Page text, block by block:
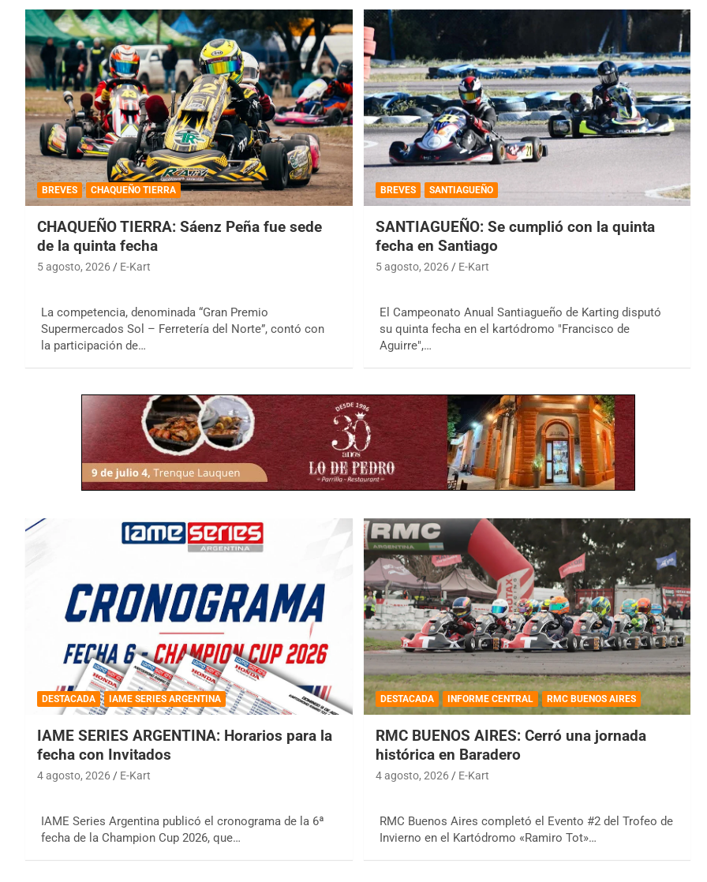
BREVES CHAQUEÑO TIERRA
CHAQUEÑO TIERRA: Sáenz Peña fue sede
de la quinta fecha
5 agosto, 2026 E-Kart
La competencia, denominada “Gran Premio
Supermercados Sol – Ferretería del Norte”, contó con
la participación de…
BREVES SANTIAGUEÑO
SANTIAGUEÑO: Se cumplió con la quinta
fecha en Santiago
5 agosto, 2026 E-Kart
El Campeonato Anual Santiagueño de Karting disputó
su quinta fecha en el kartódromo "Francisco de
Aguirre",…
DESTACADA IAME SERIES ARGENTINA
IAME SERIES ARGENTINA: Horarios para la
fecha con Invitados
4 agosto, 2026 E-Kart
IAME Series Argentina publicó el cronograma de la 6ª
fecha de la Champion Cup 2026, que…
DESTACADA INFORME CENTRAL RMC BUENOS AIRES
RMC BUENOS AIRES: Cerró una jornada
histórica en Baradero
4 agosto, 2026 E-Kart
RMC Buenos Aires completó el Evento #2 del Trofeo de
Invierno en el Kartódromo «Ramiro Tot»…